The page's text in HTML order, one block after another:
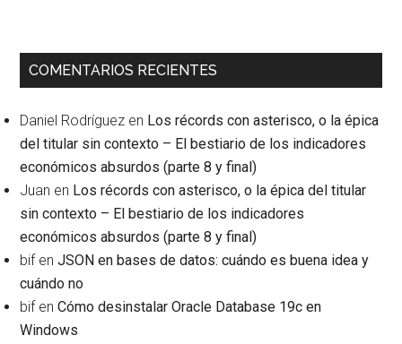
COMENTARIOS RECIENTES
Daniel Rodríguez en Los récords con asterisco, o la épica
del titular sin contexto – El bestiario de los indicadores
económicos absurdos (parte 8 y final)
Juan en Los récords con asterisco, o la épica del titular
sin contexto – El bestiario de los indicadores
económicos absurdos (parte 8 y final)
bif enJSON en bases de datos: cuándo es buena idea y
cuándo no
bif enCómo desinstalar Oracle Database 19c en
Windows